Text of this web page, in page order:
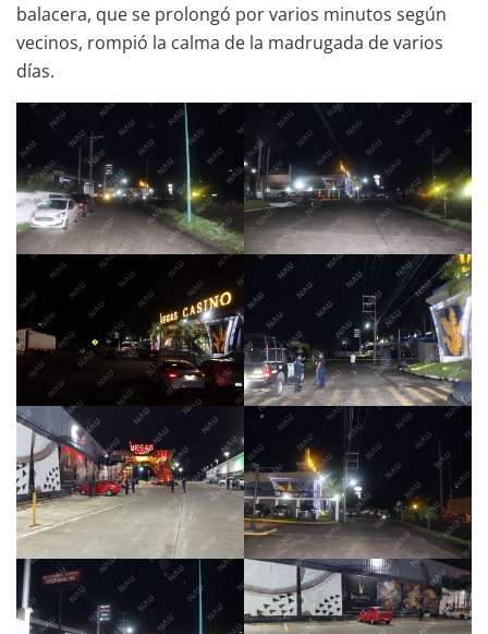
balacera, que se prolongó por varios minutos según
vecinos, rompió la calma de la madrugada de varios
días.